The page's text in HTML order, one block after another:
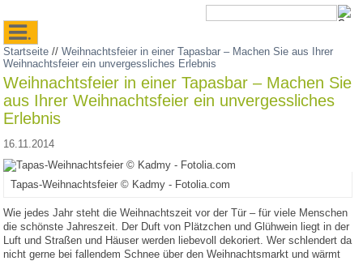
.
Startseite //Weihnachtsfeier in einer Tapasbar – Machen Sie aus Ihrer
Weihnachtsfeier ein unvergessliches Erlebnis
Weihnachtsfeier in einer Tapasbar – Machen Sie
aus Ihrer Weihnachtsfeier ein unvergessliches
Erlebnis
16.11.2014
Tapas-Weihnachtsfeier © Kadmy - Fotolia.com
Wie jedes Jahr steht die Weihnachtszeit vor der Tür – für viele Menschen
die schönste Jahreszeit. Der Duft von Plätzchen und Glühwein liegt in der
Luft und Straßen und Häuser werden liebevoll dekoriert. Wer schlendert da
nicht gerne bei fallendem Schnee über den Weihnachtsmarkt und wärmt